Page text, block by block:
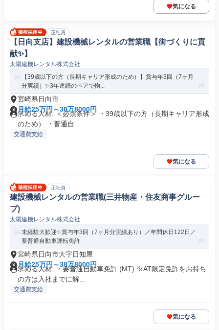
気になる
正社員
【日向支店】建設機械レンタルの営業職【街づくりに貢
献✨】
太陽建機レンタル株式会社
【39歳以下の方（長期キャリア形成のため）】賞与年3回（7ヶ月
分実績）✨3年連続のベアで物...
宮崎県日向市
月給25万円～38万8000円
求める人材: ＜必須条件＞ ・39歳以下の方（長期キャリア形成
のため） ・普通自...
交通費支給
気になる
正社員
建設機械レンタルの営業職(三井物産・住友商事グルー
プ)
太陽建機レンタル株式会社
未経験大歓迎✨賞与年3回（7ヶ月分実績あり）／年間休日122日／
要普通自動車運転免許
宮崎県日向市大字日知屋
月給25万円～38万8000円
求める人材: ・要普通自動車免許 (MT) ※AT限定免許をお持ち
の方は入社までに解...
交通費支給
気になる